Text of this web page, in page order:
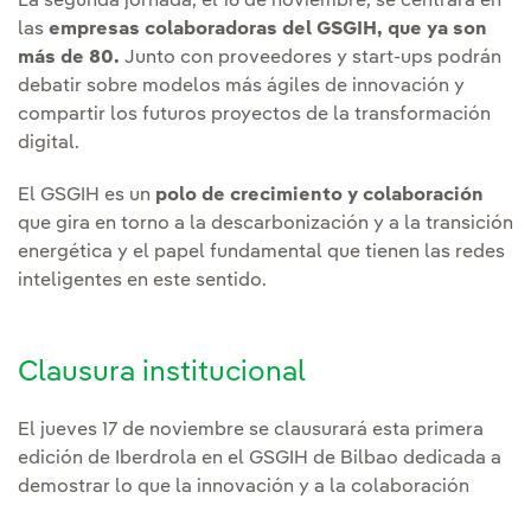
las empresas colaboradoras del GSGIH, que ya son
más de 80. Junto con proveedores y start-ups podrán
debatir sobre modelos más ágiles de innovación y
compartir los futuros proyectos de la transformación
digital.
El GSGIH es un polo de crecimiento y colaboración
que gira en torno a la descarbonización y a la transición
energética y el papel fundamental que tienen las redes
inteligentes en este sentido.
Clausura institucional
El jueves 17 de noviembre se clausurará esta primera
edición de Iberdrola en el GSGIH de Bilbao dedicada a
demostrar lo que la innovación y a la colaboración